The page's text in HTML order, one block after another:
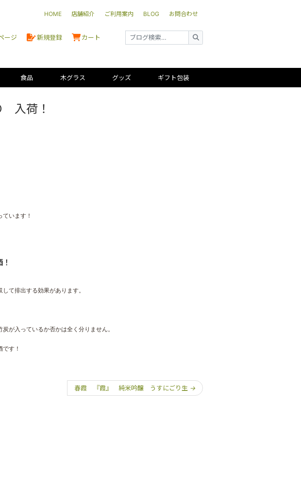
HOME 店舗紹介 ご利用案内 BLOG お問合わせ
ージ 新規登録 カート
食品 木グラス グッズ ギフト包装
入荷！
います！
して排出する効果があります。
炭が入っているか否かは全く分りません。
す！
春霞 『霞』 純米吟醸 うすにごり生 →